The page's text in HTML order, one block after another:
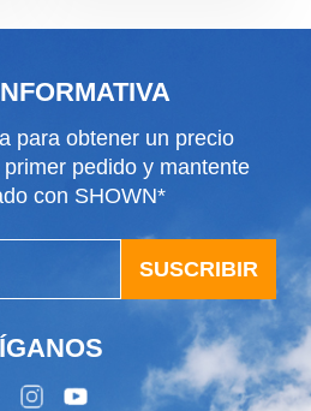
para obtener un precio
pedido y mantente
con SHOWN*
SUSCRIBIR